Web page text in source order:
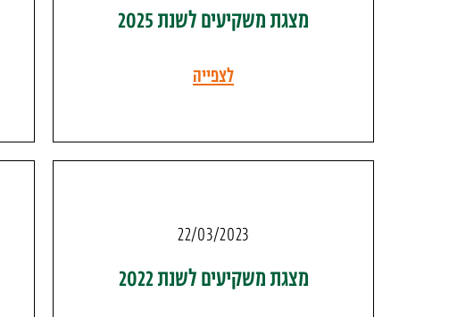
מצגת משקיעים לשנת 2025
לצפייה
22/03/2023
מצגת משקיעים לשנת 2022